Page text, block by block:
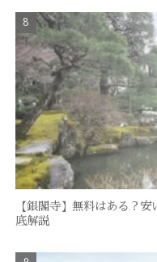
【銀閣寺】無料はある？
底解説